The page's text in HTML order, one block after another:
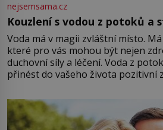
nejsemsama.cz
Kouzlení s vodou z potoků a
Voda má v magii zvláštní místo.
které pro vás mohou být nejen
duchovní síly a léčení. Voda z
přinést do vašeho života pozitivní
můžete obohatit své rituály a
větší harmonii a klid. Je důležité